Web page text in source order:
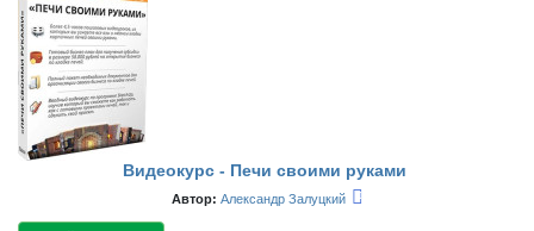
Видеокурс - Печи своими руками
Автор: Александр Залуцкий